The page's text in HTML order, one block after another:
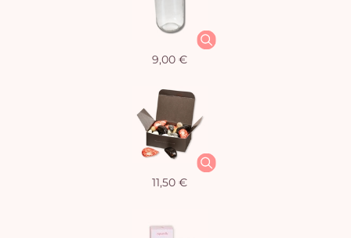
9,00 €
11,50 €